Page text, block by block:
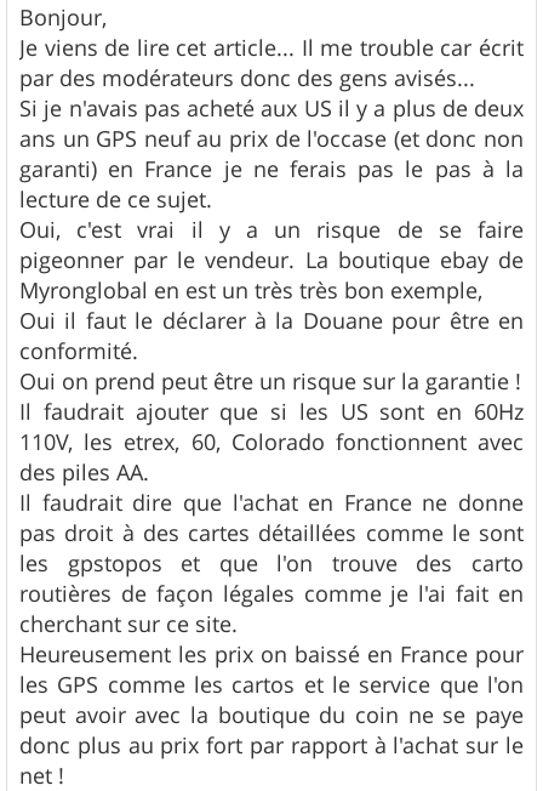
s
s
a
g
e
Bonjour,
Je viens de lire cet article... Il me trouble car écrit
par des modérateurs donc des gens avisés...
Si je n'avais pas acheté aux US il y a plus de deux
ans un GPS neuf au prix de l'occase (et donc non
garanti) en France je ne ferais pas le pas à la
lecture de ce sujet.
Oui, c'est vrai il y a un risque de se faire
pigeonner par le vendeur. La boutique ebay de
Myronglobal en est un très très bon exemple,
Oui il faut le déclarer à la Douane pour être en
conformité.
Oui on prend peut être un risque sur la garantie !
Il faudrait ajouter que si les US sont en 60Hz
110V, les etrex, 60, Colorado fonctionnent avec
des piles AA.
Il faudrait dire que l'achat en France ne donne
pas droit à des cartes détaillées comme le sont
les gpstopos et que l'on trouve des carto
routières de façon légales comme je l'ai fait en
cherchant sur ce site.
Heureusement les prix on baissé en France pour
les GPS comme les cartos et le service que l'on
peut avoir avec la boutique du coin ne se paye
donc plus au prix fort par rapport à l'achat sur le
net !